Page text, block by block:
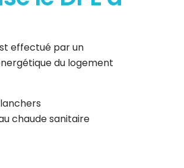
effectué par un
du logement
chaude sanitaire